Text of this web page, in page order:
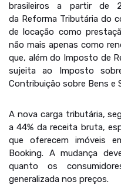
brasileiros a partir de
da Reforma Tributária do
de locação como
não mais apenas como
que, além do Imposto de
sujeita ao Imposto
Contribuição sobre Bens e
A nova carga tributária,
a 44% da receita bruta,
que oferecem imóveis
Booking. A mudança
quanto os
generalizada nos preços.